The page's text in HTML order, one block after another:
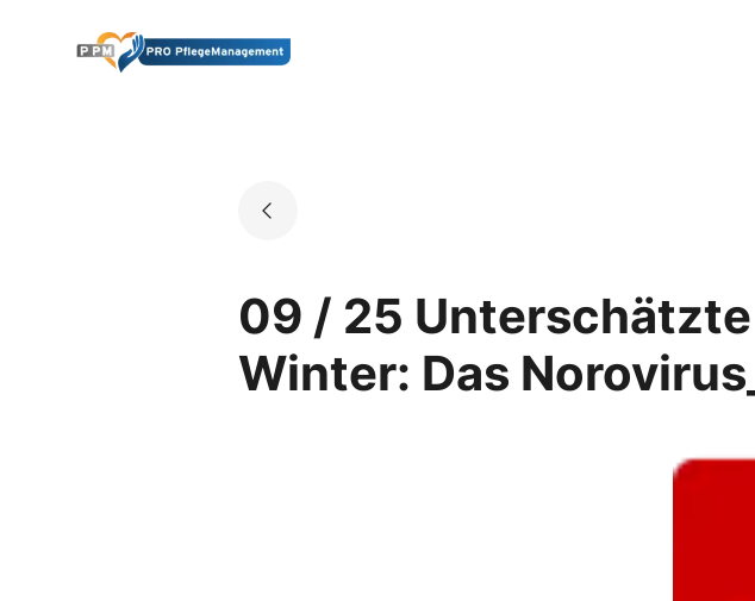
Go to landing page.
09 / 25
Winter: Das